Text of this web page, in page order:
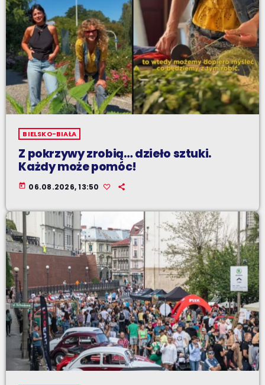
BIELSKO-BIAŁA
Z pokrzywy zrobią… dzieło sztuki.
Każdy może pomóc!
today 06.08.2026, 13:50